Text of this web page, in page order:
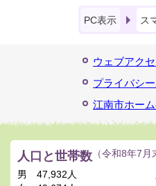
PC表示 ス
ウェブアク
プライバシ
江南市ホー
人口と世帯数 （令和8年7月
男
47,932人